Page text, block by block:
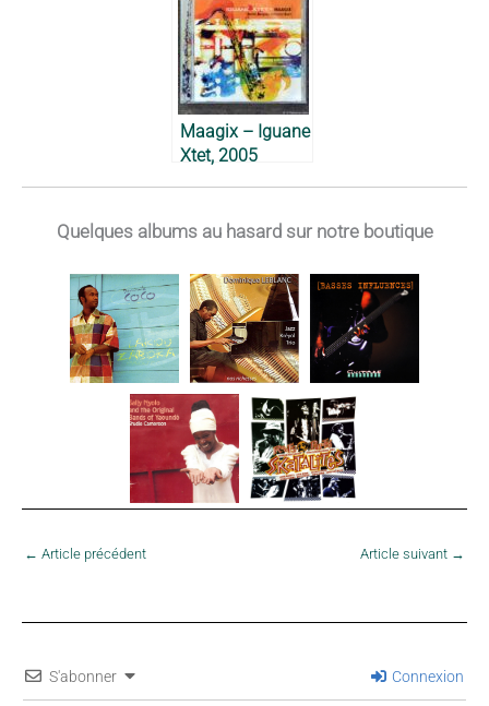
Maagix – Iguane
Xtet, 2005
Quelques albums au hasard sur notre boutique
← Article précédent Article suivant →
S'abonner Connexion